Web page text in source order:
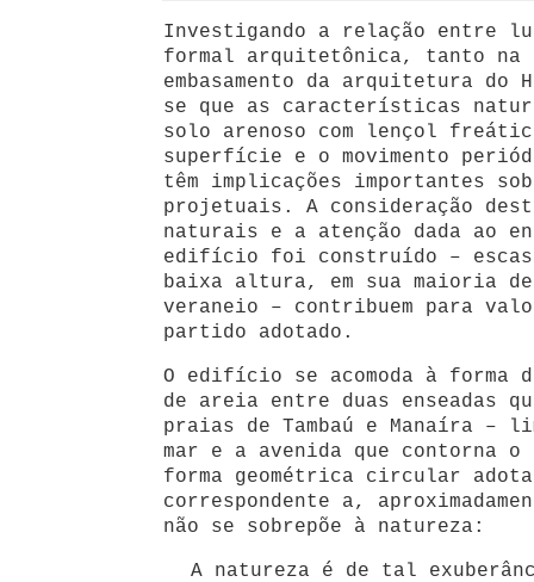
Investigando a relação entre
formal arquitetônica, tanto na
embasamento da arquitetura do
se que as características
solo arenoso com lençol
superfície e o movimento
têm implicações importantes
projetuais. A consideração
naturais e a atenção dada ao
edifício foi construído –
baixa altura, em sua maioria
veraneio – contribuem para
partido adotado.
O edifício se acomoda à forma
de areia entre duas enseadas
praias de Tambaú e Manaíra –
mar e a avenida que contorna
forma geométrica circular
correspondente a,
não se sobrepõe à natureza:
A natureza é de tal